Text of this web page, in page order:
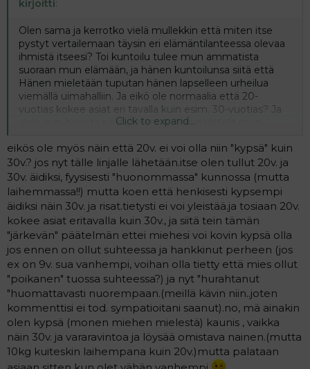
kirjoitti:
Olen sama ja kerrotko vielä mullekkin että miten itse
pystyt vertailemaan täysin eri elämäntilanteessa olevaa
ihmistä itseesi? Toi kuntoilu tulee mun ammatista
suoraan mun elämään, ja hänen kuntoilunsa siitä että
Hänen mieletään tuputan hänen lapselleen urheilua
viemällä uimahalliin. Ja eikö ole normaalia että 20-
vuotias kokee asiat eri tavalla kuin esim. 30-vuotias? Ja
vielä sun ihanista päätelmistä, miten päättelit mun
Click to expand...
eikös ole myös näin että 20v. ei voi olla niin "kypsä" kuin
30v.? jos nyt tälle linjalle lähetään.itse olen tullut 20v. ja
30v. äidiksi, fyysisesti "huonommassa" kunnossa (mutta
laihemmassa!!) mutta koen että henkisesti kypsempi
äidiksi näin 30v. ja risat.tietysti ei voi yleistää.ja tosiaan 20v.
kokee asiat eritavalla kuin 30v., ja siitä tein tämän
"järkevän" päätelmän ettei miehesi voi kovin kypsä olla
jos ennen on ollut suhteessa ja hankkinut perheen (jos
ex on 9v. sua vanhempi, voihan olla tietty että mies ollut
"poikanen" tuossa suhteessa?) ja nyt "hurahtanut
"huomattavasti nuorempaan.(meillä kävin niin..joten
kommenttisi ei tod. sympatioitani saanut).no, mä ainakin
olen kypsä (monen miehen mielestä) kaunis , vaikka
näin 30v. ja vararavintoa ja löysää omistava nainen.(mutta
10kg kuiteskin laihempana kuin 20v.)mutta palataan